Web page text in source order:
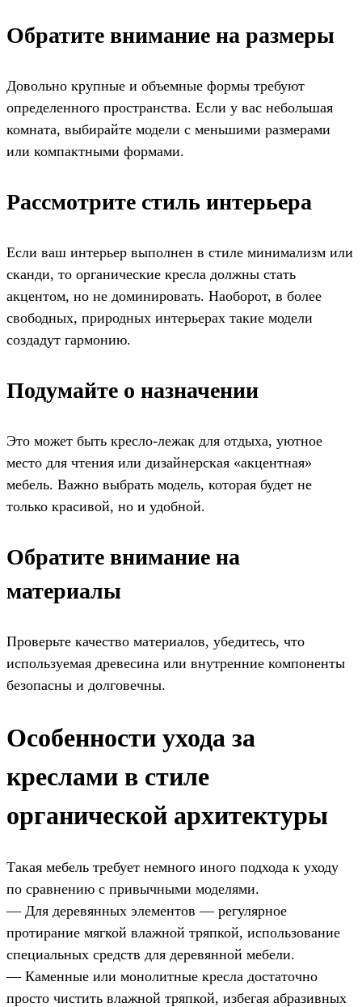
Обратите внимание на размеры
Довольно крупные и объемные формы требуют
определенного пространства. Если у вас небольшая
комната, выбирайте модели с меньшими размерами
или компактными формами.
Рассмотрите стиль интерьера
Если ваш интерьер выполнен в стиле минимализм или
сканди, то органические кресла должны стать
акцентом, но не доминировать. Наоборот, в более
свободных, природных интерьерах такие модели
создадут гармонию.
Подумайте о назначении
Это может быть кресло-лежак для отдыха, уютное
место для чтения или дизайнерская «акцентная»
мебель. Важно выбрать модель, которая будет не
только красивой, но и удобной.
Обратите внимание на
материалы
Проверьте качество материалов, убедитесь, что
используемая древесина или внутренние компоненты
безопасны и долговечны.
Особенности ухода за
креслами в стиле
органической архитектуры
Такая мебель требует немного иного подхода к уходу
по сравнению с привычными моделями.
— Для деревянных элементов — регулярное
протирание мягкой влажной тряпкой, использование
специальных средств для деревянной мебели.
— Каменные или монолитные кресла достаточно
просто чистить влажной тряпкой, избегая абразивных